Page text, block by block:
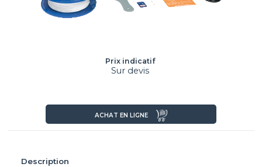
Description
Prix indicatif
Sur devis
ACHAT EN LIGNE